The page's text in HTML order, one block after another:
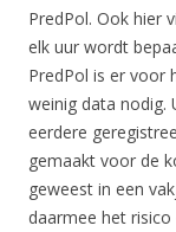
PredPol. Ook hier
elk uur wordt
PredPol is er voor
weinig data nodig.
eerdere
gemaakt voor de
geweest in een
daarmee het